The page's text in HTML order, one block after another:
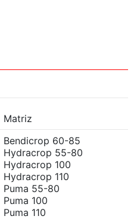
Matriz
Bendicrop 60-85
Hydracrop 55-80
Hydracrop 100
Hydracrop 110
Puma 55-80
Puma 100
Puma 110